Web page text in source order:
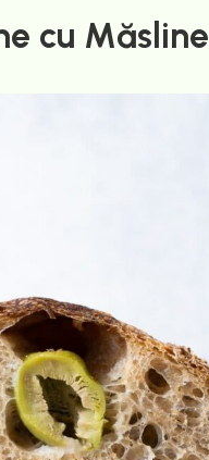
cu Măsline